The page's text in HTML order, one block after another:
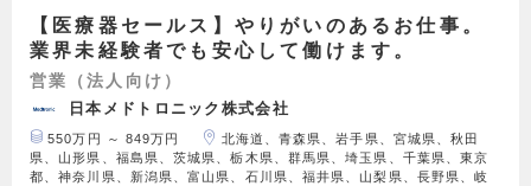
【医療器セールス】やりがいのあるお仕事。
業界未経験者でも安心して働けます。
営業（法人向け）
日本メドトロニック株式会社
550万円 ～ 849万円
北海道、青森県、岩手県、宮城県、秋田
県、山形県、福島県、茨城県、栃木県、群馬県、埼玉県、千葉県、東京
都、神奈川県、新潟県、富山県、石川県、福井県、山梨県、長野県、岐